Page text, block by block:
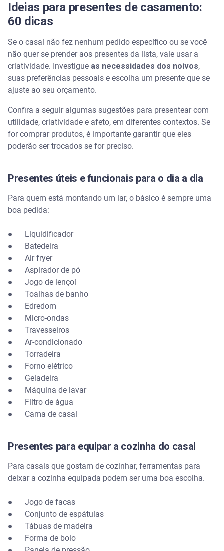
Ideias para presentes de casamento:
60 dicas
Se o casal não fez nenhum pedido específico ou se você
não quer se prender aos presentes da lista, vale usar a
criatividade. Investigue as necessidades dos noivos,
suas preferências pessoais e escolha um presente que se
ajuste ao seu orçamento.
Confira a seguir algumas sugestões para presentear com
utilidade, criatividade e afeto, em diferentes contextos. Se
for comprar produtos, é importante garantir que eles
poderão ser trocados se for preciso.
Presentes úteis e funcionais para o dia a dia
Para quem está montando um lar, o básico é sempre uma
boa pedida:
● Liquidificador
● Batedeira
● Air fryer
● Aspirador de pó
● Jogo de lençol
● Toalhas de banho
● Edredom
● Micro-ondas
● Travesseiros
● Ar-condicionado
● Torradeira
● Forno elétrico
● Geladeira
● Máquina de lavar
● Filtro de água
● Cama de casal
Presentes para equipar a cozinha do casal
Para casais que gostam de cozinhar, ferramentas para
deixar a cozinha equipada podem ser uma boa escolha.
● Jogo de facas
● Conjunto de espátulas
● Tábuas de madeira
● Forma de bolo